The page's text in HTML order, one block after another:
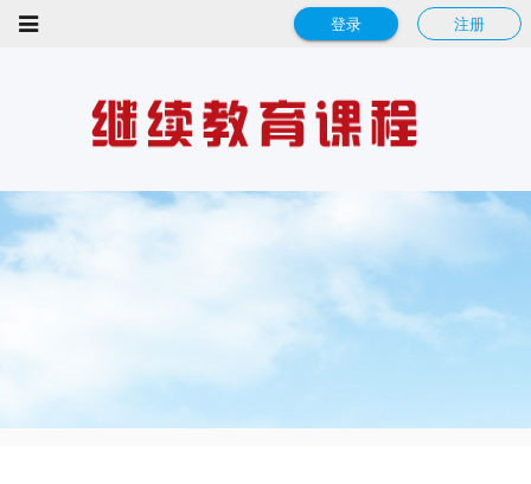
登录 注册